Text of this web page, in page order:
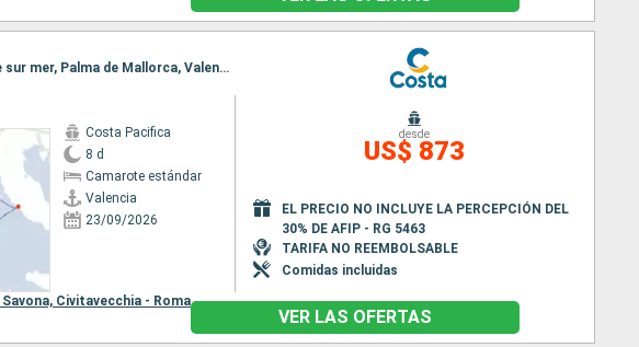
Itinerario : Valencia, Olbia, Civitavecchia - Roma, Savona, Toulon LA seyne sur mer, Palma de Mallorca, Valencia
Costa Pacifica
8 d
Camarote estándar
Valencia
23/09/2026
desde
US$ 873
EL PRECIO NO INCLUYE LA PERCEPCIÓN DEL
30% DE AFIP - RG 5463
TARIFA NO REEMBOLSABLE
Comidas incluidas
Savona, Civitavecchia - Roma
VER LAS OFERTAS